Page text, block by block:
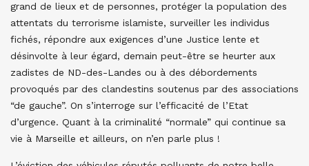
grand de lieux et de personnes, protéger la population des
attentats du terrorisme islamiste, surveiller les individus
fichés, répondre aux exigences d’une Justice lente et
désinvolte à leur égard, demain peut-être se heurter aux
zadistes de ND-des-Landes ou à des débordements
provoqués par des clandestins soutenus par des associations
“de gauche”. On s’interroge sur l’efficacité de l’Etat
d’urgence. Quant à la criminalité “normale” qui continue sa
vie à Marseille et ailleurs, on n’en parle plus !